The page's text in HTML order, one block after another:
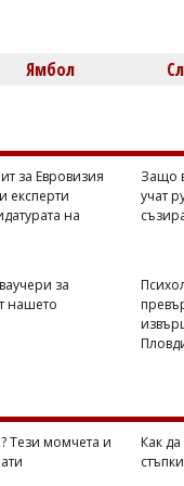
Михаил
ГЕРБ готви
Името се
септември
Ямбол
за Евровизия
експерти
на
Защо
учат
за
нашето
Тези момчета и
Как
стъпки